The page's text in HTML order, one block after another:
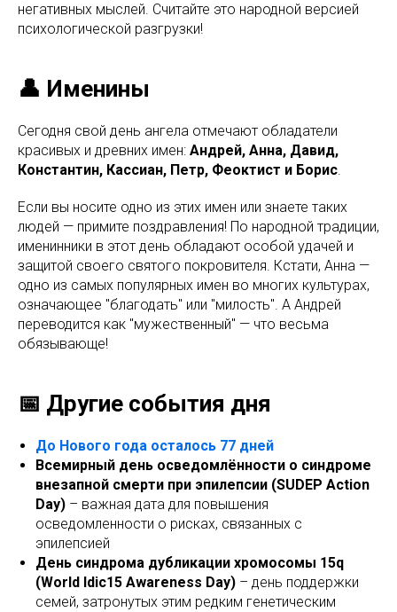
негативных мыслей. Считайте это народной версией
психологической разгрузки!
👤 Именины
Сегодня свой день ангела отмечают обладатели
красивых и древних имен: Андрей, Анна, Давид,
Константин, Кассиан, Петр, Феоктист и Борис.
Если вы носите одно из этих имен или знаете таких
людей — примите поздравления! По народной традиции,
именинники в этот день обладают особой удачей и
защитой своего святого покровителя. Кстати, Анна —
одно из самых популярных имен во многих культурах,
означающее "благодать" или "милость". А Андрей
переводится как "мужественный" — что весьма
обязывающе!
📅 Другие события дня
До Нового года осталось 77 дней
Всемирный день осведомлённости о синдроме
внезапной смерти при эпилепсии (SUDEP Action
Day) – важная дата для повышения
осведомленности о рисках, связанных с
эпилепсией
День синдрома дубликации хромосомы 15q
(World Idic15 Awareness Day) – день поддержки
семей, затронутых этим редким генетическим